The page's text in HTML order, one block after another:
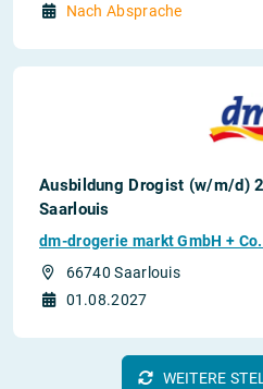
Nach Absprache
Ausbildung Drogist (w/m/d)
Saarlouis
dm-drogerie markt GmbH + Co.
66740 Saarlouis
01.08.2027
WEITERE